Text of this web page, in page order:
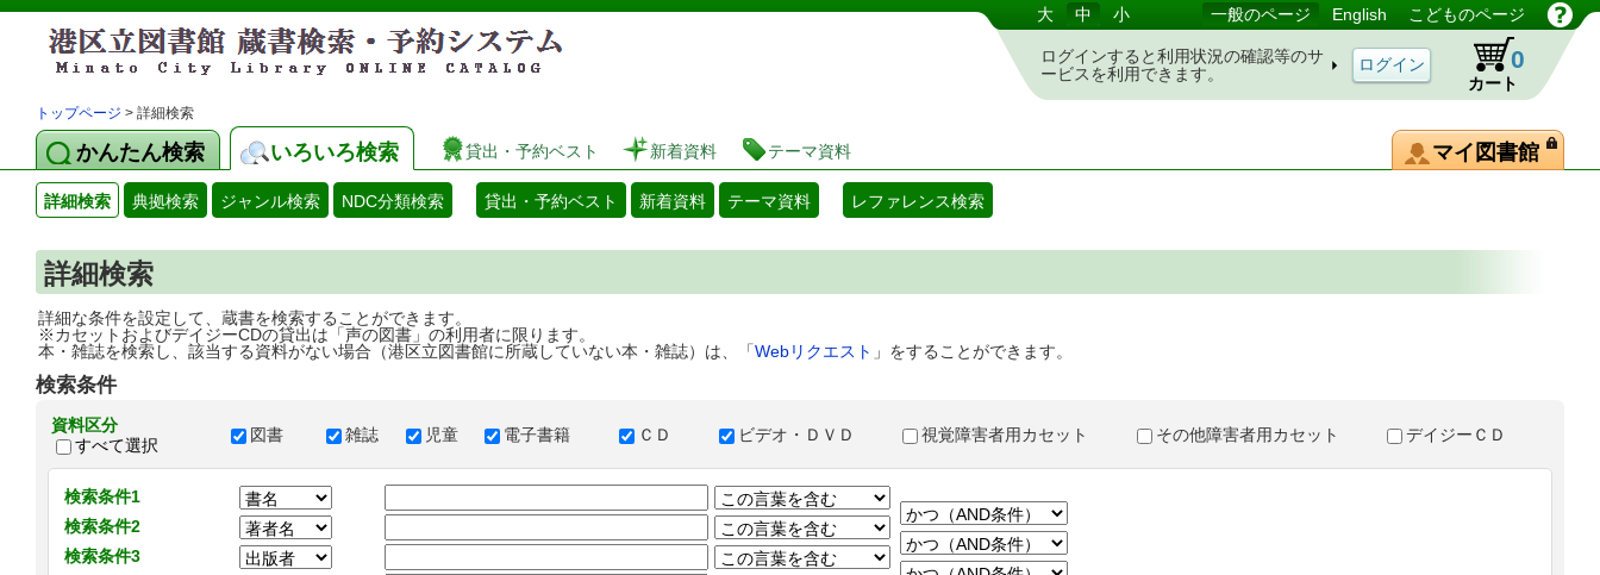
港区立図書館 蔵書検索・予約システム 大 中 小 一般のページ English こどものページ
ログインすると利用状況の確認等のサ
ービスを利用できます。
カート
0
トップページ > 詳細検索
かんたん検索 いろいろ検索 貸出・予約ベスト 新着資料 テーマ資料 マイ図書館
詳細検索 典拠検索 ジャンル検索 NDC分類検索 貸出・予約ベスト 新着資料 テーマ資料 レファレンス検索
詳細検索
詳細な条件を設定して、蔵書を検索することができます。
※カセットおよびデイジーCDの貸出は「声の図書」の利用者に限ります。
本・雑誌を検索し、該当する資料がない場合（港区立図書館に所蔵していない本・雑誌）は、「Webリクエスト 」をすることができます。
検索条件
資料区分
すべて選択
図書 雑誌 児童 電子書籍 ＣＤ ビデオ・ＤＶＤ 視覚障害者用カセット その他障害者用カセット デイジーＣＤ
検索条件1
検索条件2
検索条件3